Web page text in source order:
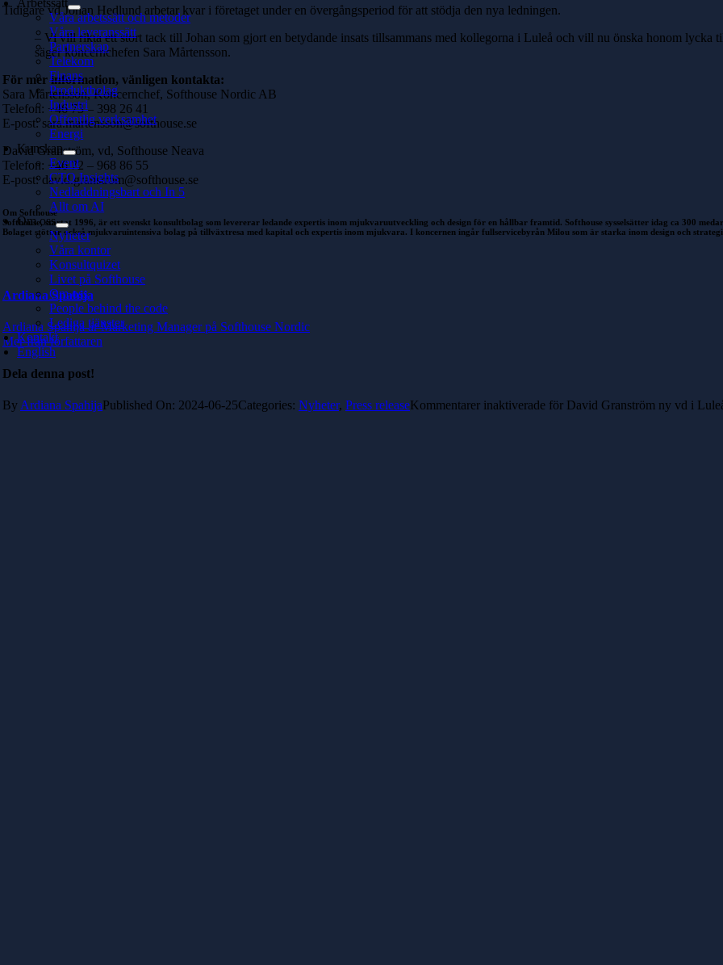
Arbetssätt
Våra arbetssätt och metoder
Våra leveranssätt
Partnerskap
Telekom
Finans
Produktbolag
Industri
Offentlig verksamhet
Energi
Kunskap
Event
CTO Insights
Nedladdningsbart och In 5
Allt om AI
Om oss
Nyheter
Våra kontor
Konsultquizet
Livet på Softhouse
Om oss
People behind the code
Lediga tjänster
Kontakt
English
Tidigare vd Johan Hedlund arbetar kvar i företaget under en övergångsperiod för att stödja den nya ledningen.
– Vi vill rikta ett stort tack till Johan som gjort en betydande insats tillsammans med kollegorna i Luleå och vill nu önska honom lycka
säger koncernchefen Sara Mårtensson.
För mer information, vänligen kontakta:
Sara Mårtensson, Koncernchef, Softhouse Nordic AB
Telefon: +46 73 – 398 26 41
E-post: sara.martensson@softhouse.se
David Granström, vd, Softhouse Neava
Telefon: +46 72 – 968 86 55
E-post: david.granstrom@softhouse.se
Om Softhouse
Softhouse, startat 1996, är ett svenskt konsultbolag som levererar ledande expertis inom mjukvaruutveckling och design för en hållbar framtid. Softhouse sysselsätter idag ca 300
Bolaget stöttar också mjukvaruintensiva bolag på tillväxtresa med kapital och expertis inom mjukvara. I koncernen ingår fullservicebyrån Milou som är starka inom design och
Ardiana Spahija
Ardiana Spahija är Marketing Manager på Softhouse Nordic
Mer från författaren
Dela denna post!
By Ardiana SpahijaPublished On: 2024-06-25Categories: Nyheter, Press releaseKommentarer inaktiverade för David Granström ny vd i